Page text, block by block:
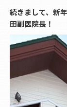
続きまして、新
田副医院長！